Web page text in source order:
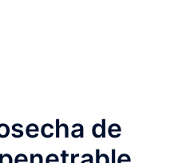
de